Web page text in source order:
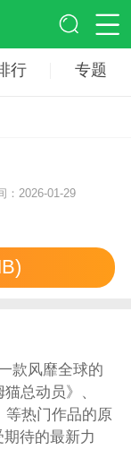
行 专题
：2026-01-29
款风靡全球的
总动员》、
等热门作品的原
待的最新力